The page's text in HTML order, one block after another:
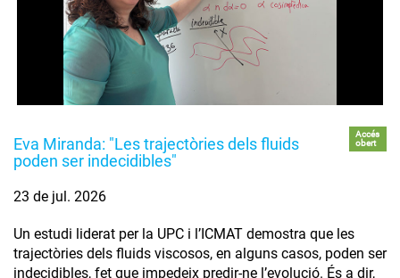
Eva Miranda: "Les trajectòries dels fluids
poden ser indecidibles"
Accés
obert
23 de jul. 2026
Un estudi liderat per la UPC i l’ICMAT demostra que les
trajectòries dels fluids viscosos, en alguns casos, poden ser
indecidibles, fet que impedeix predir-ne l’evolució. És a dir,